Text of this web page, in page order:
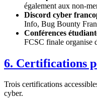
également aux non-
Discord cyber
Info, Bug Bounty
Conférences
FCSC finale organise
6. Certifications
Trois certifications
cyber.